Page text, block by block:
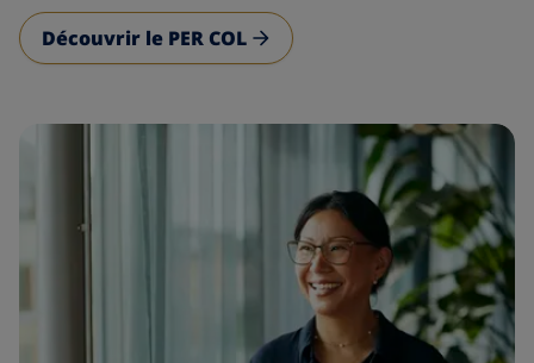
Découvrir le PER COL